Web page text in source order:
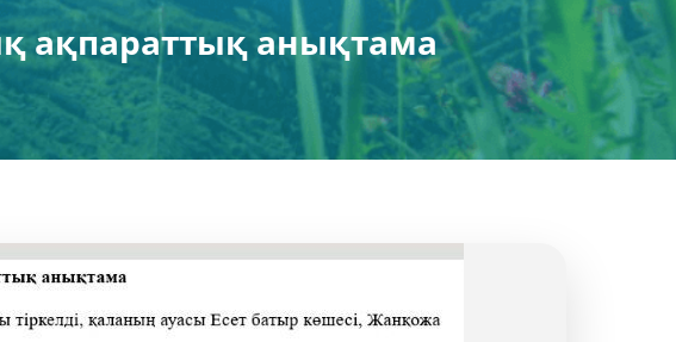
ақпараттық анықтама